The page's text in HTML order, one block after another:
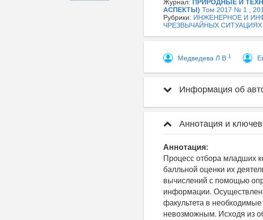
Журнал: ПРИРОДНЫЕ И
АСПЕКТЫ) Том 2017 № 1 ,
Рубрики: ИНЖЕНЕРНОЕ И
ЧРЕЗВЫЧАЙНЫХ СИТУАЦИЯХ
Медведева Л В 1
Информация об
Аннотация и
Аннотация:
Процесс отбора младших
балльной оценки их
вычислений с помощью
информации.
факультета в необходимые
невозможным. Исходя из